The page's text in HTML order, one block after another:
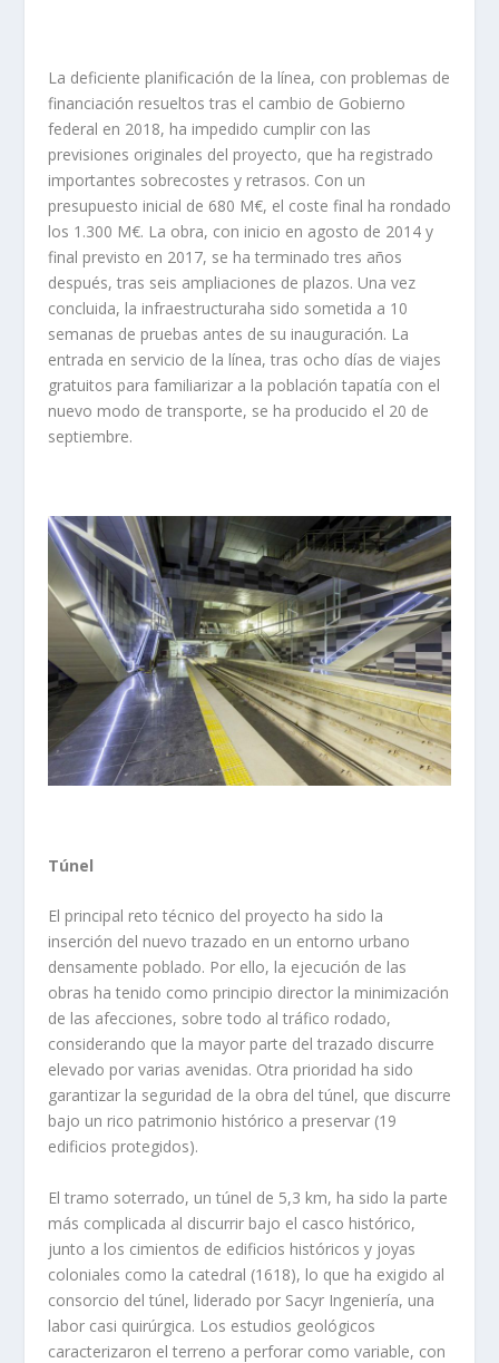
La deficiente planificación de la línea, con problemas de
financiación resueltos tras el cambio de Gobierno
federal en 2018, ha impedido cumplir con las
previsiones originales del proyecto, que ha registrado
importantes sobrecostes y retrasos. Con un
presupuesto inicial de 680 M€, el coste final ha rondado
los 1.300 M€. La obra, con inicio en agosto de 2014 y
final previsto en 2017, se ha terminado tres años
después, tras seis ampliaciones de plazos. Una vez
concluida, la infraestructura​ha sido sometida a 10
semanas de pruebas antes de su inauguración. La
entrada en servicio de la línea, tras ocho días de viajes
gratuitos para familiarizar a la población tapatía con el
nuevo modo de transporte, se ha producido el 20 de
septiembre.
Túnel
El principal reto técnico del proyecto ha sido la
inserción del nuevo trazado en un entorno urbano
densamente poblado. Por ello, la ejecución de las
obras ha tenido como principio director la minimización
de las afecciones, sobre todo al tráfico rodado,
considerando que la mayor parte del trazado discurre
elevado por varias avenidas. Otra prioridad ha sido
garantizar la seguridad de la obra del túnel, que discurre
bajo un rico patrimonio histórico a preservar (19
edificios protegidos).
El tramo soterrado, un túnel de 5,3 km, ha sido la parte
más complicada al discurrir bajo el casco histórico,
junto a los cimientos de edificios históricos y joyas
coloniales como la catedral (1618), lo que ha exigido al
consorcio del túnel, liderado por Sacyr Ingeniería, una
labor casi quirúrgica. Los estudios geológicos
caracterizaron el terreno a perforar como variable, con